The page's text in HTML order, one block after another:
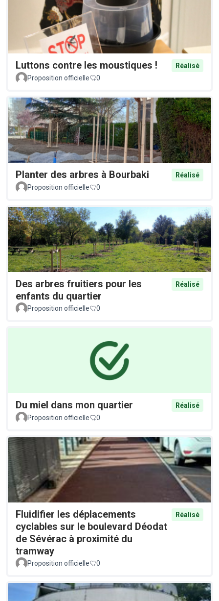
Luttons contre les moustiques !
Réalisé
Proposition officielle
0
Planter des arbres à Bourbaki
Réalisé
Proposition officielle
0
Des arbres fruitiers pour les
enfants du quartier
Réalisé
Proposition officielle 0
Du miel dans mon quartier
Réalisé
Proposition officielle
0
Fluidifier les déplacements
cyclables sur le boulevard Déodat
de Sévérac à proximité du
tramway
Réalisé
Proposition officielle 0